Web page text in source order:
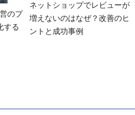
のプ
する
ネットショップでレビューが
増えないのはなぜ？改善のヒ
ントと成功事例